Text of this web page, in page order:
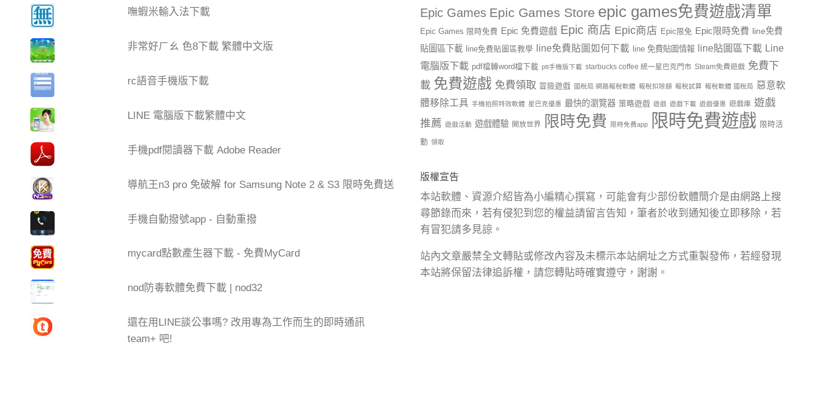
嘸蝦米輸入法下載
非常好ㄏㄠ 色8下載 繁體中文版
rc語音手機版下載
LINE 電腦版下載繁體中文
手機pdf閱讀器下載 Adobe Reader
導航王n3 pro 免破解 for Samsung Note 2 & S3 限時免費送
手機自動撥號app - 自動重撥
mycard點數產生器下載 - 免費MyCard
nod防毒軟體免費下載 | nod32
還在用LINE談公事嗎? 改用專為工作而生的即時通訊
team+ 吧!
Epic Games Epic Games Store epic games免費遊戲清單
Epic Games 限時免費 Epic 免費遊戲 Epic 商店 Epic商店 Epic限免 Epic限時免費 line免費
貼圖區下載
line免費貼圖區教學 line免費貼圖如何下載 line 免費貼圖情報 line貼圖區下載 Line
電腦版下載 pdf檔轉word檔下載 ptt手機版下載 starbucks coffee 統一星巴克門市 Steam免費遊戲 免費下
載 免費遊戲 免費領取 冒險遊戲 國稅局 網路報稅軟體 報稅扣除額 報稅試算 報稅軟體 國稅局 惡意軟
體移除工具 手機拍照特效軟體 星巴克優惠 最快的瀏覽器 策略遊戲 遊戲 遊戲下載 遊戲優惠 遊戲庫 遊戲
推薦 遊戲活動 遊戲體驗 開放世界 限時免費 限時免費app 限時免費遊戲 限時活
動 領取
版權宣告
本站軟體、資源介紹皆為小編精心撰寫，可能會有少部份軟體簡介是由網路上搜
尋節錄而來，若有侵犯到您的權益請留言告知，筆者於收到通知後立即移除，若
有冒犯請多見諒。
站內文章嚴禁全文轉貼或修改內容及未標示本站網址之方式重製發佈，若經發現
本站將保留法律追訴權，請您轉貼時確實遵守，謝謝。